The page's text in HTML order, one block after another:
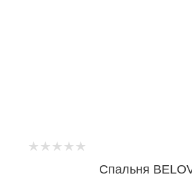
Спальня